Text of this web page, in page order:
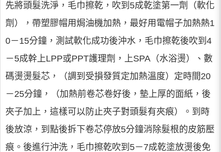
先將頭髮洗淨，毛巾擦乾，吹到5成乾塗第一劑（軟化
劑），帶塑膠帽用焗油機加熱，最好用電帽子加熱熱1
0－15分鐘，測試軟化成功後沖水，毛巾擦乾後吹到4
－5成幹上LPP或PPT護理劑，上SPA（水浴燙）、數
碼燙燙髮芯，（調到受損發質定加熱溫度）定時間20
－25分鐘，（加熱前卷芯卷好後，墊上厚的面紙，後
夾子加上，這樣可以防止夾子對頭髮有夾痕）。到時
後放涼，到點後拆下卷芯停放5分鐘消除髮根的皮筋壓
痕。後進行沖洗，毛巾擦乾吹到5－7成乾塗放燙後免